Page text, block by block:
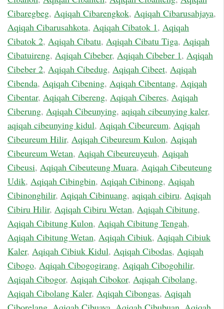
Cibaregbeg, Aqiqah Cibarengkok, Aqiqah Cibarusahjaya,
Aqiqah Cibarusahkota, Aqiqah Cibatok 1, Aqiqah
Cibatok 2, Aqiqah Cibatu, Aqiqah Cibatu Tiga, Aqiqah
Cibatuireng, Aqiqah Cibeber, Aqiqah Cibeber 1, Aqiqah
Cibeber 2, Aqiqah Cibedug, Aqiqah Cibeet, Aqiqah
Cibenda, Aqiqah Cibening, Aqiqah Cibentang, Aqiqah
Cibentar, Aqiqah Cibereng, Aqiqah Ciberes, Aqiqah
Ciberung, Aqiqah Cibeunying, aqiqah cibeunying kaler,
aqiqah cibeunying kidul, Aqiqah Cibeureum, Aqiqah
Cibeureum Hilir, Aqiqah Cibeureum Kulon, Aqiqah
Cibeureum Wetan, Aqiqah Cibeureuyeuh, Aqiqah
Cibeusi, Aqiqah Cibeuteung Muara, Aqiqah Cibeuteung
Udik, Aqiqah Cibingbin, Aqiqah Cibinong, Aqiqah
Cibinonghilir, Aqiqah Cibinuang, aqiqah cibiru, Aqiqah
Cibiru Hilir, Aqiqah Cibiru Wetan, Aqiqah Cibitung,
Aqiqah Cibitung Kulon, Aqiqah Cibitung Tengah,
Aqiqah Cibitung Wetan, Aqiqah Cibiuk, Aqiqah Cibiuk
Kaler, Aqiqah Cibiuk Kidul, Aqiqah Cibodas, Aqiqah
Cibogo, Aqiqah Cibogogirang, Aqiqah Cibogohilir,
Aqiqah Cibogor, Aqiqah Cibokor, Aqiqah Cibolang,
Aqiqah Cibolang Kaler, Aqiqah Cibongas, Aqiqah